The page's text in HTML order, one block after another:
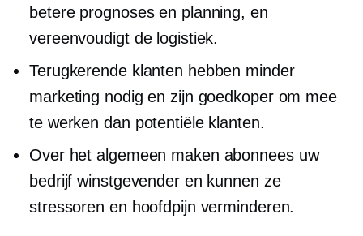
betere prognoses en planning, en
vereenvoudigt de logistiek.
Terugkerende klanten hebben minder
marketing nodig en zijn goedkoper om mee
te werken dan potentiële klanten.
Over het algemeen maken abonnees uw
bedrijf winstgevender en kunnen ze
stressoren en hoofdpijn verminderen.